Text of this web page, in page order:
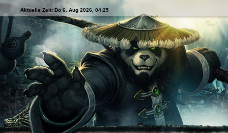
Aktuelle Zeit: Do 6. Aug 2026, 04:25